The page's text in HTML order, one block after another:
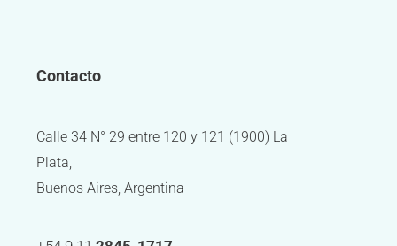
Contacto
Calle 34 N° 29 entre 120 y 121 (1900) La
Plata,
Buenos Aires, Argentina